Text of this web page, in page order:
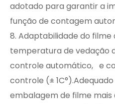
adotado para garantir a
função de contagem
8. Adaptabilidade do
temperatura de vedação
controle automático, e
controle (±
embalagem de filme